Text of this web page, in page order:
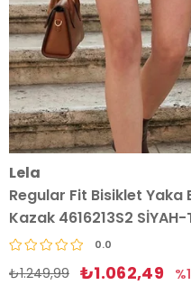
Lela
Regular Fit Bisiklet Yaka
Kazak 4616213S2 SİYAH-
0.0
₺1.249,99 ₺1.062,49